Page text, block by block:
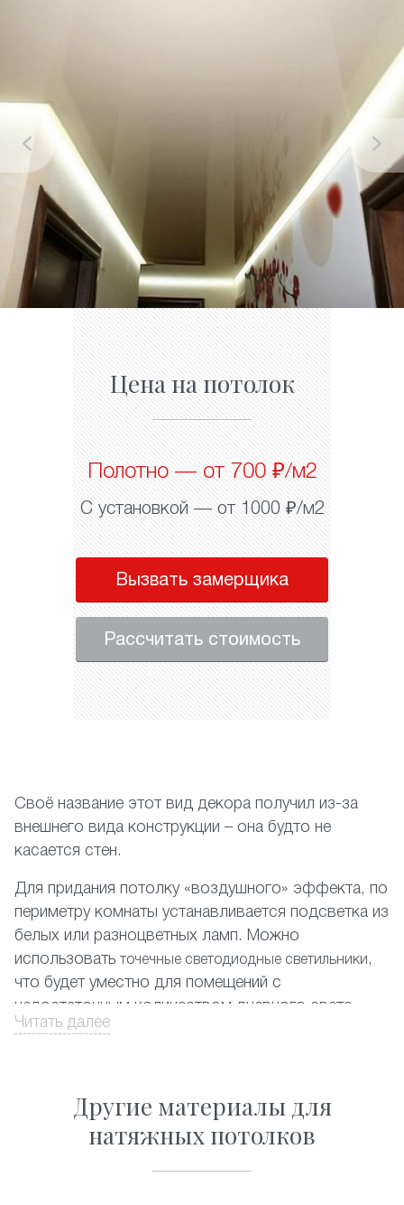
Цена на потолок
Полотно — от 700 ₽/м2
С установкой — от 1000 ₽/м2
Вызвать замерщика
Рассчитать стоимость
Своё название этот вид декора получил из-за
внешнего вида конструкции – она будто не
касается стен.
Для придания потолку «воздушного» эффекта, по
периметру комнаты устанавливается подсветка из
белых или разноцветных ламп. Можно
использоватьточечные светодиодные светильники ,
что будет уместно для помещений с
недостаточным количеством дневного света.
Оформите заказ на сайте со скидкой, и мы в
кратчайшие сроки обустроим вашу квартиру в
Читать далее
Другие материалы для
натяжных потолков